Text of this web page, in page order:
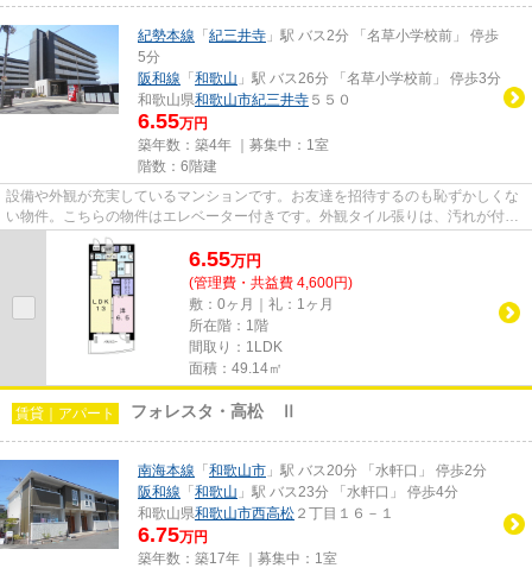
紀勢本線 「 紀三井寺 」駅 バス2分 「名草小学校前」 停歩
5分
阪和線 「 和歌山 」駅 バス26分 「名草小学校前」 停歩3分
和歌山県和歌山市紀三井寺 ５５０
6.55万円
築年数：築4年 ｜募集中： 1室
階数：6階建
設備や外観が充実しているマンションです。お友達を招待するのも恥ずかしくな
い物件。こちらの物件はエレベーター付きです。外観タイル張りは、汚れが付き
にくいのでいつまでも綺麗で...
6.55万円
(管理費・共益費 4,600円)
敷：0ヶ月｜礼：1ヶ月
所在階：1階
間取り：1LDK
面積：49.14㎡
賃貸｜アパート フォレスタ・高松 Ⅱ
南海本線 「 和歌山市 」駅 バス20分 「水軒口」 停歩2分
阪和線 「 和歌山 」駅 バス23分 「水軒口」 停歩4分
和歌山県和歌山市西高松 ２丁目１６－１
6.75万円
築年数：築17年 ｜募集中： 1室